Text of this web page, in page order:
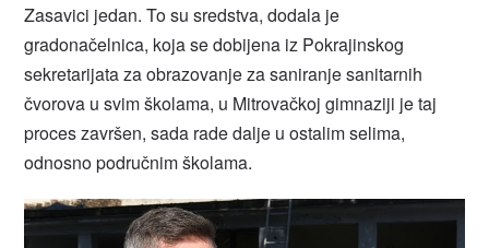
Zasavici jedan. To su sredstva, dodala je
gradonačelnica, koja se dobijena iz Pokrajinskog
sekretarijata za obrazovanje za saniranje sanitarnih
čvorova u svim školama, u Mitrovačkoj gimnaziji je taj
proces završen, sada rade dalje u ostalim selima,
odnosno područnim školama.